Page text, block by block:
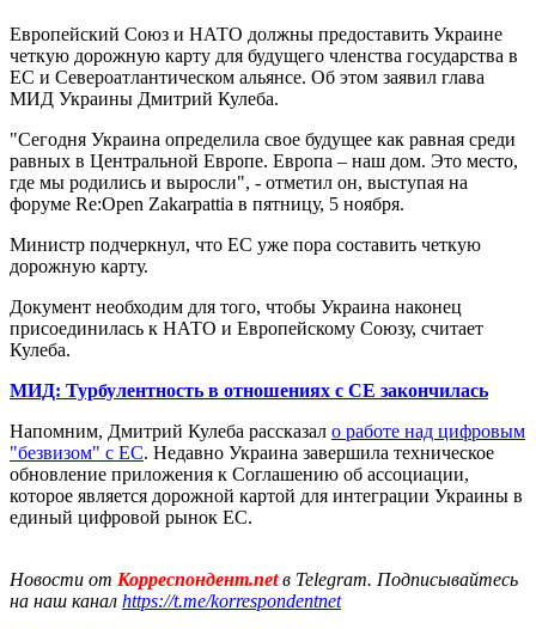
Европейский Союз и НАТО должны предоставить Украине
четкую дорожную карту для будущего членства государства в
ЕС и Североатлантическом альянсе. Об этом заявил глава
МИД Украины Дмитрий Кулеба.
"Сегодня Украина определила свое будущее как равная среди
равных в Центральной Европе. Европа – наш дом. Это место,
где мы родились и выросли", - отметил он, выступая на
форуме Re:Open Zakarpattia в пятницу, 5 ноября.
Министр подчеркнул, что ЕС уже пора составить четкую
дорожную карту.
Документ необходим для того, чтобы Украина наконец
присоединилась к НАТО и Европейскому Союзу, считает
Кулеба.
МИД: Турбулентность в отношениях с СЕ закончилась
Напомним, Дмитрий Кулеба рассказал о работе над цифровым
"безвизом" с ЕС. Недавно Украина завершила техническое
обновление приложения к Соглашению об ассоциации,
которое является дорожной картой для интеграции Украины в
единый цифровой рынок ЕС.
Новости от Корреспондент.netв Telegram. Подписывайтесь
на наш канал https://t.me/korrespondentnet